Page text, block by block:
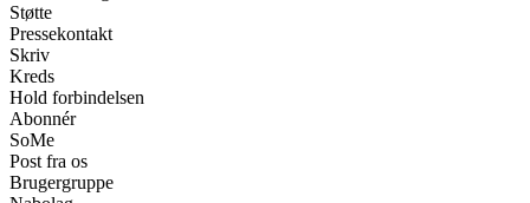
Støtte
Pressekontakt
Skriv
Kreds
Hold forbindelsen
Abonnér
SoMe
Post fra os
Brugergruppe